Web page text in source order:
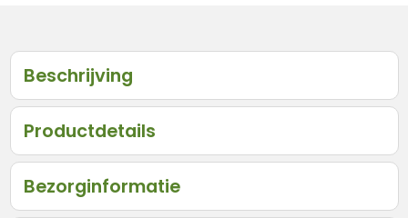
Beschrijving
Productdetails
Bezorginformatie